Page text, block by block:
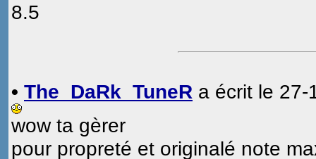
8.5
• The_DaRk_TuneR a écrit le 27-
wow ta gèrer
pour propreté et originalé note